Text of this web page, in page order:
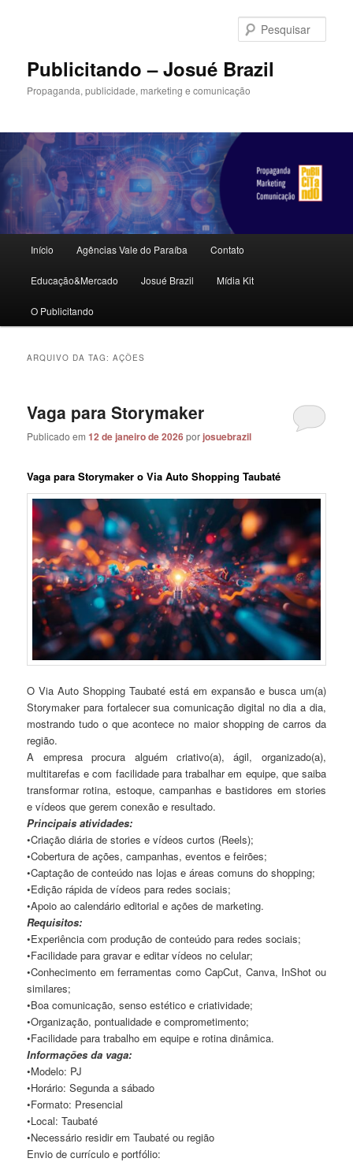
principal
secundárioPublicitando – Josué Brazil
Propaganda, publicidade, marketing e comunicação
principal
Início Agências Vale do Paraíba Contato
Educação&Mercado Josué Brazil Mídia Kit
O Publicitando
ARQUIVO DA TAG:AÇÕES
Vaga para Storymaker
Publicado em12 de janeiro de 2026porjosuebrazil
Vaga para Storymaker o Via Auto Shopping Taubaté
O Via Auto Shopping Taubaté está em expansão e busca um(a)
Storymaker para fortalecer sua comunicação digital no dia a dia,
mostrando tudo o que acontece no maior shopping de carros da
região.
A empresa procura alguém criativo(a), ágil, organizado(a),
multitarefas e com facilidade para trabalhar em equipe, que saiba
transformar rotina, estoque, campanhas e bastidores em stories
e vídeos que gerem conexão e resultado.
Principais atividades:
•Criação diária de stories e vídeos curtos (Reels);
•Cobertura de ações, campanhas, eventos e feirões;
•Captação de conteúdo nas lojas e áreas comuns do shopping;
•Edição rápida de vídeos para redes sociais;
•Apoio ao calendário editorial e ações de marketing.
Requisitos:
•Experiência com produção de conteúdo para redes sociais;
•Facilidade para gravar e editar vídeos no celular;
•Conhecimento em ferramentas como CapCut, Canva, InShot ou
similares;
•Boa comunicação, senso estético e criatividade;
•Organização, pontualidade e comprometimento;
•Facilidade para trabalho em equipe e rotina dinâmica.
Informações da vaga:
•Modelo: PJ
•Horário: Segunda a sábado
•Formato: Presencial
•Local: Taubaté
•Necessário residir em Taubaté ou região
Envio de currículo e portfólio: